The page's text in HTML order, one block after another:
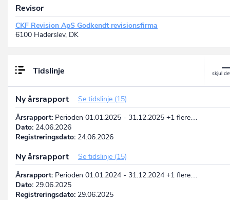
Revisor
CKF Revision ApS Godkendt revisionsfirma
6100 Haderslev, DK
Tidslinje
Ny årsrapport
Se tidslinje (15)
Årsrapport: Perioden 01.01.2025 - 31.12.2025 +1 flere…
Dato: 24.06.2026
Registreringsdato: 24.06.2026
Ny årsrapport
Se tidslinje (15)
Årsrapport: Perioden 01.01.2024 - 31.12.2024 +1 flere…
Dato: 29.06.2025
Registreringsdato: 29.06.2025